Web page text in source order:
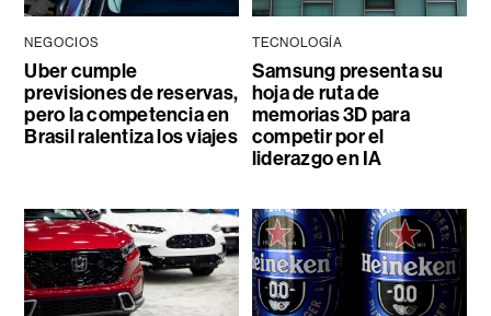
NEGOCIOS
Uber cumple
previsiones de reservas,
pero la competencia en
Brasil ralentiza los viajes
TECNOLOGÍA
Samsung presenta su
hoja de ruta de
memorias 3D para
competir por el
liderazgo en IA